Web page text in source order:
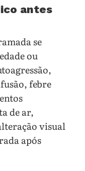
antes
se
ou
febre
de ar,
visual
após